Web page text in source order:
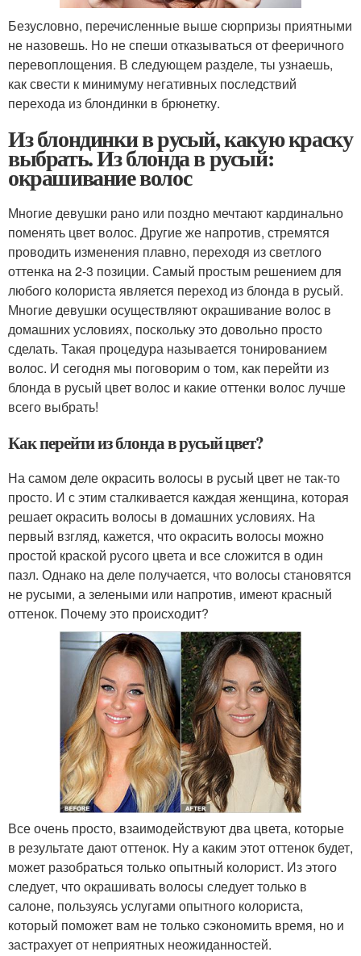
Безусловно, перечисленные выше сюрпризы приятными
не назовешь. Но не спеши отказываться от фееричного
перевоплощения. В следующем разделе, ты узнаешь,
как свести к минимуму негативных последствий
перехода из блондинки в брюнетку.
Из блондинки в русый, какую краску
выбрать. Из блонда в русый:
окрашивание волос
Многие девушки рано или поздно мечтают кардинально
поменять цвет волос. Другие же напротив, стремятся
проводить изменения плавно, переходя из светлого
оттенка на 2-3 позиции. Самый простым решением для
любого колориста является переход из блонда в русый.
Многие девушки осуществляют окрашивание волос в
домашних условиях, поскольку это довольно просто
сделать. Такая процедура называется тонированием
волос. И сегодня мы поговорим о том, как перейти из
блонда в русый цвет волос и какие оттенки волос лучше
всего выбрать!
Как перейти из блонда в русый цвет?
На самом деле окрасить волосы в русый цвет не так-то
просто. И с этим сталкивается каждая женщина, которая
решает окрасить волосы в домашних условиях. На
первый взгляд, кажется, что окрасить волосы можно
простой краской русого цвета и все сложится в один
пазл. Однако на деле получается, что волосы становятся
не русыми, а зелеными или напротив, имеют красный
оттенок. Почему это происходит?
Все очень просто, взаимодействуют два цвета, которые
в результате дают оттенок. Ну а каким этот оттенок будет,
может разобраться только опытный колорист. Из этого
следует, что окрашивать волосы следует только в
салоне, пользуясь услугами опытного колориста,
который поможет вам не только сэкономить время, но и
застрахует от неприятных неожиданностей.